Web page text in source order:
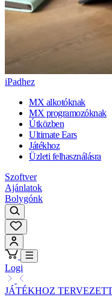
iPadhez
MX alkotóknak
MX programozóknak
Útközben
Ultimate Ears
Játékhoz
Üzleti felhasználásra
Szoftver
Ajánlatok
Bolygónk
Logi
JÁTÉKHOZ